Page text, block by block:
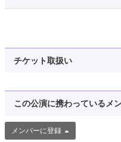
underground parking garage
Mother & Kids Smarter
@KidsSmarter
Anti-slip Sandalshttps://t.co/
チケット取扱い
この公演に携わっているメ
メンバーに登録